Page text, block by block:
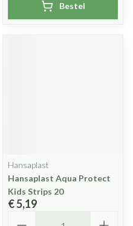
Bestel
Hansaplast
Hansaplast Aqua Protect
Kids Strips 20
€ 5,19